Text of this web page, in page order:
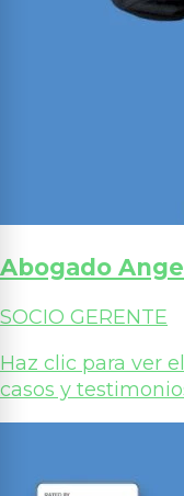
Abogado
SOCIO GERENTE
Haz clic para ver
casos y